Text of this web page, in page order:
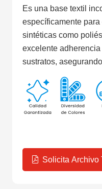
Es una base textil
específicamente
sintéticas como
excelente
sustratos,
Solicita Archivo